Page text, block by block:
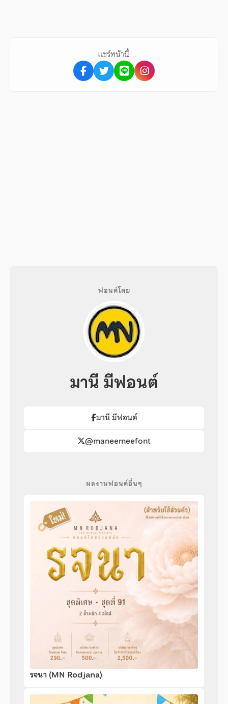
แชร์หน้านี้:
ฟอนต์โดย
มานี มีฟอนต์
มานี มีฟอนต์
@maneemeefont
ผลงานฟอนต์อื่นๆ
รจนา (MN Rodjana)